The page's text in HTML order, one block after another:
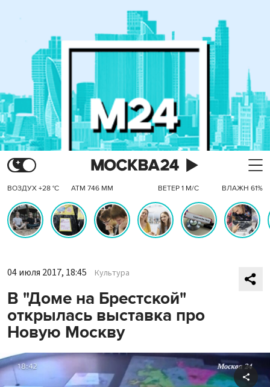
ВОЗДУХ +28 °C АТМ 746 ММ ВЕТЕР 1 М/С ВЛАЖН 61%
04 июля 2017, 18:45 Культура
В "Доме на Брестской"
открылась выставка про
Новую Москву